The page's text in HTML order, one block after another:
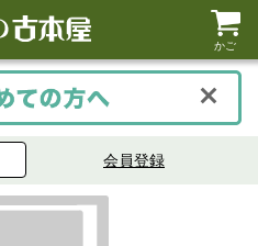
かご
会員登録